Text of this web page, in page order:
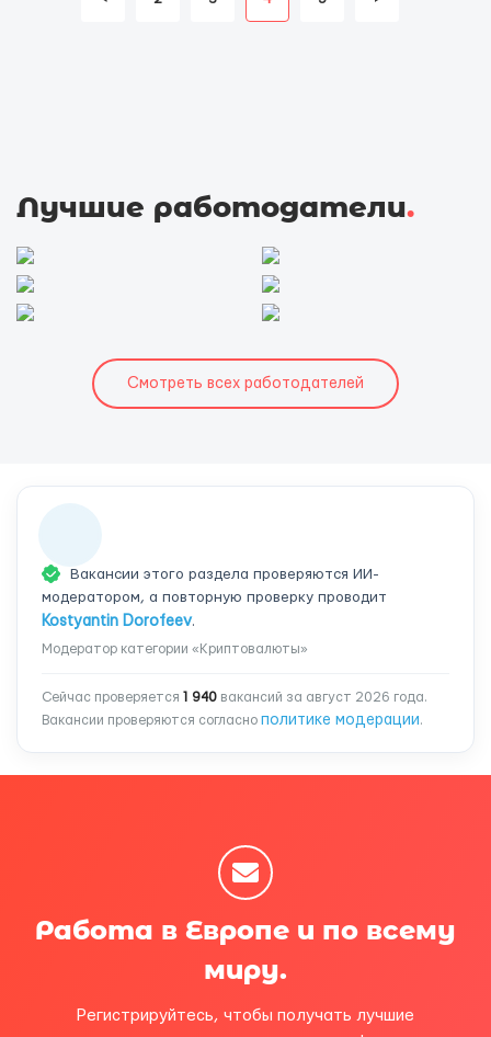
Лучшие работодатели.
Смотреть всех работодателей
Вакансии этого раздела проверяются ИИ-
модератором, а повторную проверку проводит
Kostyantin Dorofeev.
Модератор категории «Криптовалюты»
Сейчас проверяется 1 940 вакансий за август 2026 года.
Вакансии проверяются согласно политике модерации.
Работа в Европе и по всему
миру.
Регистрируйтесь, чтобы получать лучшие